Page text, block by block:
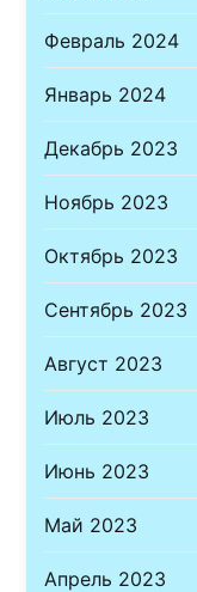
Февраль 2024
Январь 2024
Декабрь 2023
Ноябрь 2023
Октябрь 2023
Сентябрь 2023
Август 2023
Июль 2023
Июнь 2023
Май 2023
Апрель 2023